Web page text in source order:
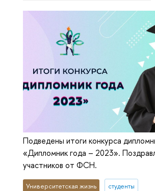
Подведены итоги конкурса
«Дипломник года – 2023».
участников от ФСН.
Университетская жизнь студенты